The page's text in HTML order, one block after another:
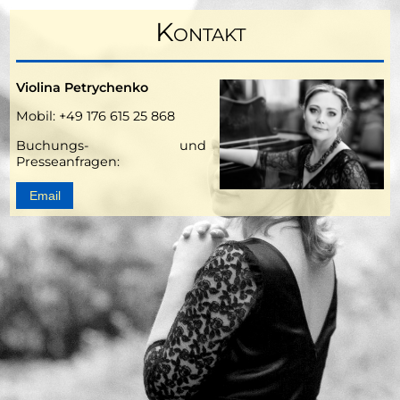
Kontakt
Violina Petrychenko
Mobil: +49 176 615 25 868
Buchungs- und
Presseanfragen:
Email